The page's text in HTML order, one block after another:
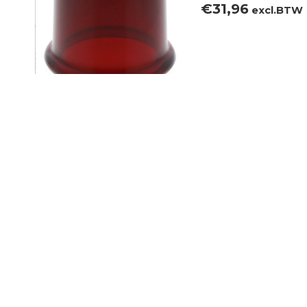
€31,96 excl.BTW